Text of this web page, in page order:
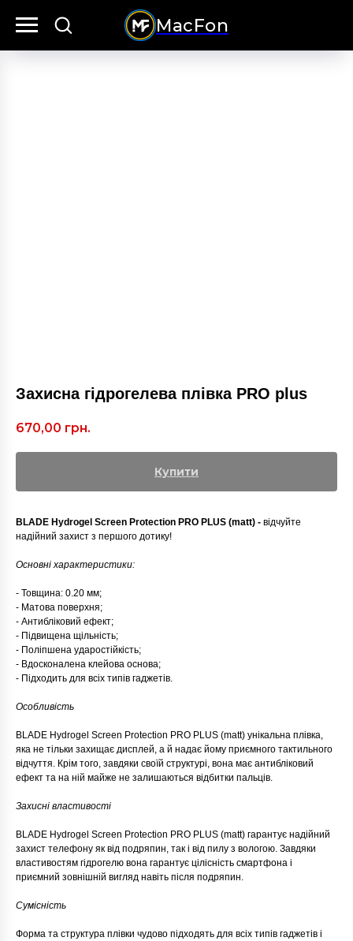
MacFon
Захисна гідрогелева плівка PRO plus
670,00 грн.
Купити
BLADE Hydrogel Screen Protection PRO PLUS (matt) - відчуйте
надійний захист з першого дотику!
Основні характеристики:
- Товщина: 0.20 мм;
- Матова поверхня;
- Антибліковий ефект;
- Підвищена щільність;
- Поліпшена ударостійкість;
- Вдосконалена клейова основа;
- Підходить для всіх типів гаджетів.
Особливість
BLADE Hydrogel Screen Protection PRO PLUS (matt) унікальна плівка,
яка не тільки захищає дисплей, а й надає йому приємного тактильного
відчуття. Крім того, завдяки своїй структурі, вона має антибліковий
ефект та на ній майже не залишаються відбитки пальців.
Захисні властивості
BLADE Hydrogel Screen Protection PRO PLUS (matt) гарантує надійний
захист телефону як від подряпин, так і від пилу з вологою. Завдяки
властивостям гідрогелю вона гарантує цілісність смартфона і
приємний зовнішній вигляд навіть після подряпин.
Сумісність
Форма та структура плівки чудово підходять для всіх типів гаджетів і